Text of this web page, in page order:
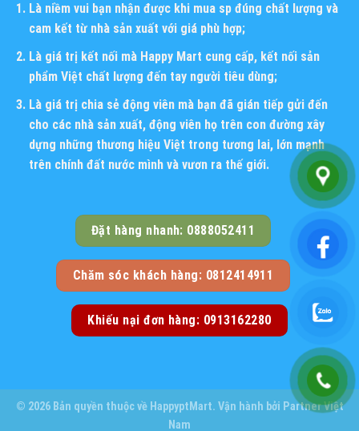
Là niềm vui bạn nhận được khi mua sp đúng chất lượng và
cam kết từ nhà sản xuất với giá phù hợp;
Là giá trị kết nối mà Happy Mart cung cấp, kết nối sản
phẩm Việt chất lượng đến tay người tiêu dùng;
Là giá trị chia sẻ động viên mà bạn đã gián tiếp gửi đến
cho các nhà sản xuất, động viên họ trên con đường xây
dựng những thương hiệu Việt trong tương lai, lớn mạnh
trên chính đất nước mình và vươn ra thế giới.
Đặt hàng nhanh: 0888052411
Chăm sóc khách hàng: 0812414911
Khiếu nại đơn hàng: 0913162280
© 2026 Bản quyền thuộc về HappyptMart. Vận hành bởi Partner Việt
Nam